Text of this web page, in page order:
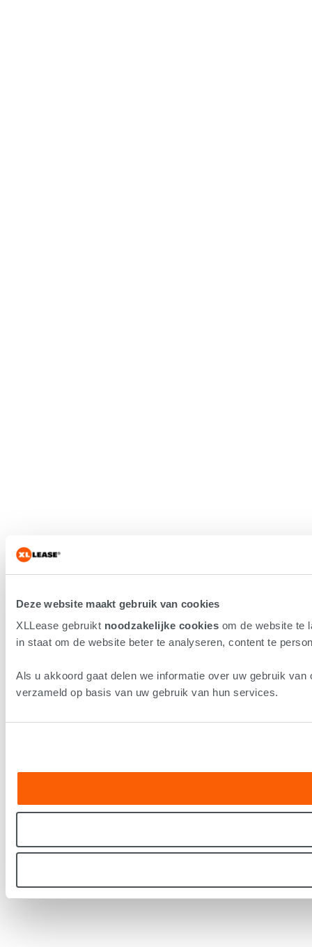
Deze website maakt gebruik van cookies
XLLease gebruikt noodzakelijke cookies om de website te
in staat om de website beter te analyseren, content te
Als u akkoord gaat delen we informatie over uw gebruik
verzameld op basis van uw gebruik van hun services.